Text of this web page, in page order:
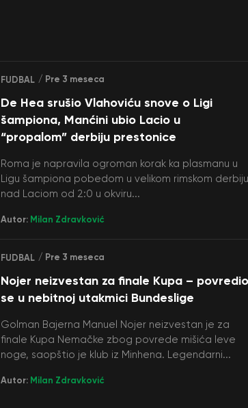
FUDBAL / Pre 3 meseca
De Hea srušio Vlahoviću snove o Ligi
šampiona, Manćini ubio Lacio u
“propalom” derbiju prestonice
Roma je napravila ogroman korak ka plasmanu u
Ligu šampiona pobedom u velikom rimskom derbiju
nad Laciom od 2:0 u okviru...
Autor: Milan Zdravković
FUDBAL / Pre 3 meseca
Nojer neizvestan za finale Kupa – povredio
se u nebitnoj utakmici Bundeslige
Golman Bajerna Manuel Nojer neizvestan je za
finale Kupa Nemačke zbog povrede mišića leve
noge, saopštio je klub iz Minhena. Legendarni...
Autor: Milan Zdravković